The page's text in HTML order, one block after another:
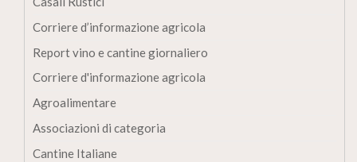
Corriere d’informazione agricola
Report vino e cantine giornaliero
Corriere d'informazione agricola
Agroalimentare
Associazioni di categoria
Cantine Italiane